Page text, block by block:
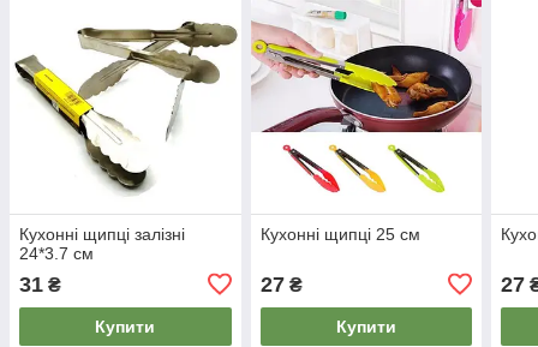
Кухонні щипці залізні
24*3.7 см
31 ₴
Купити
Кухонні щипці 25 см
27₴
Купити
27